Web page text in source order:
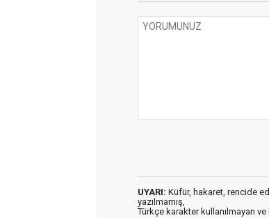
UYARI: Küfür, hakaret, rencide
yazılmamış,
Türkçe karakter kullanılmayan